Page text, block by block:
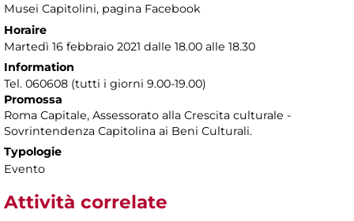
Musei Capitolini, pagina Facebook
Horaire
Martedì 16 febbraio 2021 dalle 18.00 alle 18.30
Information
Tel. 060608 (tutti i giorni 9.00-19.00)
Promossa
Roma Capitale, Assessorato alla Crescita culturale -
Sovrintendenza Capitolina ai Beni Culturali.
Typologie
Evento
Attività correlate